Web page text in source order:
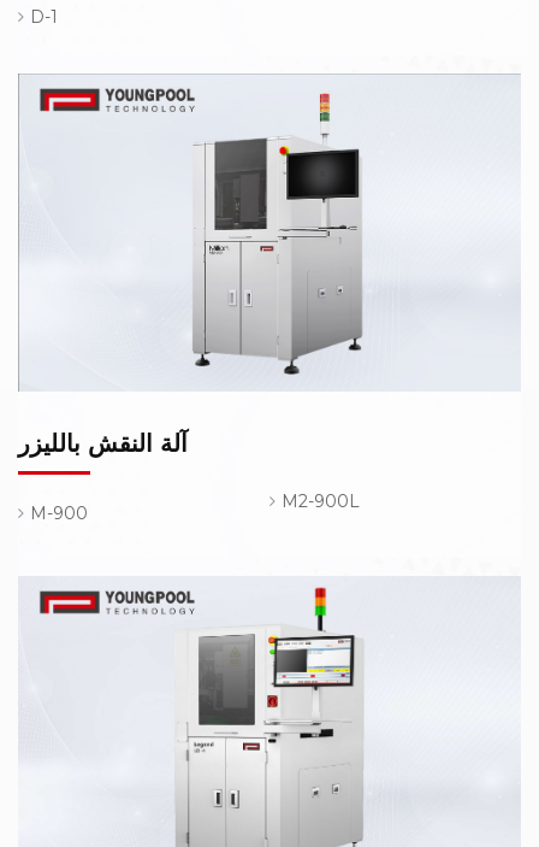
D-1
آلة النقش بالليزر
M-900
M2-900L